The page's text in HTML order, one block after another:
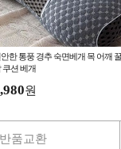
한 통풍 경추 숙면베개 목 어깨 꿀
쿠션 베개
원
반품교환